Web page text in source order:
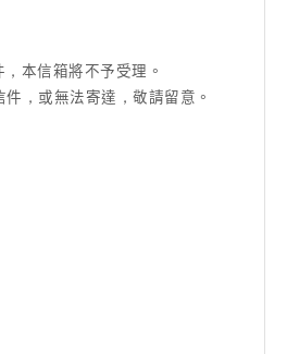
本信箱將不予受理。
，或無法寄達，敬請留意。